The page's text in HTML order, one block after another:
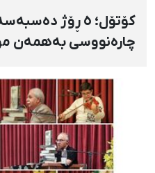
کۆتۆل؛ ٥ ڕۆژ
چارەنووسی بەهمەن
لە دژی لەسێدارەدان